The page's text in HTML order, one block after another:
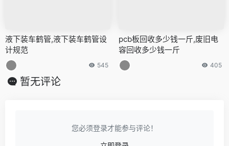
液下装车鹤管,液下装车鹤管设
计规范
545
pcb板回收多少钱一斤,废旧电
容回收多少钱一斤
405
暂无评论
您必须登录才能参与评论！